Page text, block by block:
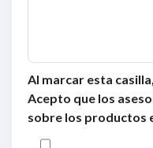
Al marcar esta casilla,
Acepto que los
sobre los productos